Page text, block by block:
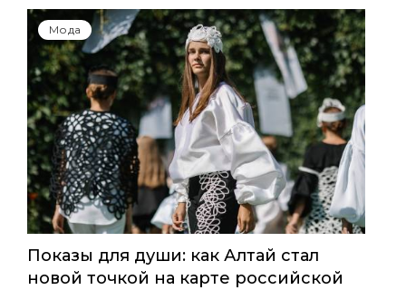
Мода
Показы для души: как Алтай стал
новой точкой на карте российской